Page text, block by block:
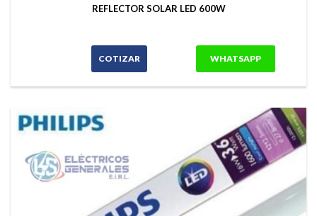
REFLECTOR SOLAR LED 600W
COTIZAR WHATSAPP